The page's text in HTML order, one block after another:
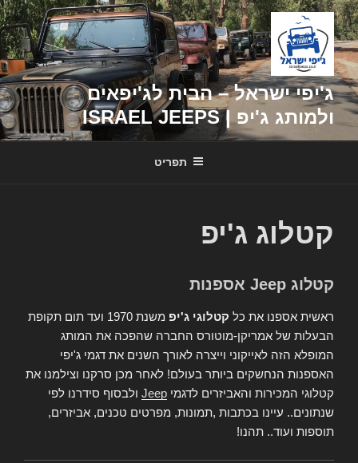
דילוג
לתוכן
ג'יפי ישראל – הבית לג'יפאים
ולמותג ג'יפ | ISRAEL JEEPS
תפריט
קטלוג ג'יפ
קטלוג Jeep אספנות
ראשית אספנו את כל קטלוגי ג'יפ
משנת 1970 ועד תום תקופת
הבעלות של אמריקן-מוטורס החברה שהפכה את המותג
המופלא הזה לאייקוני וייצרה לאורך השנים את דגמי ג'יפי
האספנות הנחשקים ביותר בעולם! לאחר מכן סרקנו וצילמנו את
קטלוגי המכירות והאביזרים לדגמי Jeep ולבסוף סידרנו לפי
שנתונים.. עיינו בכתבות ,תמונות, מפרטים טכנים, אביזרים,
תוספות ועוד.. תהנו!